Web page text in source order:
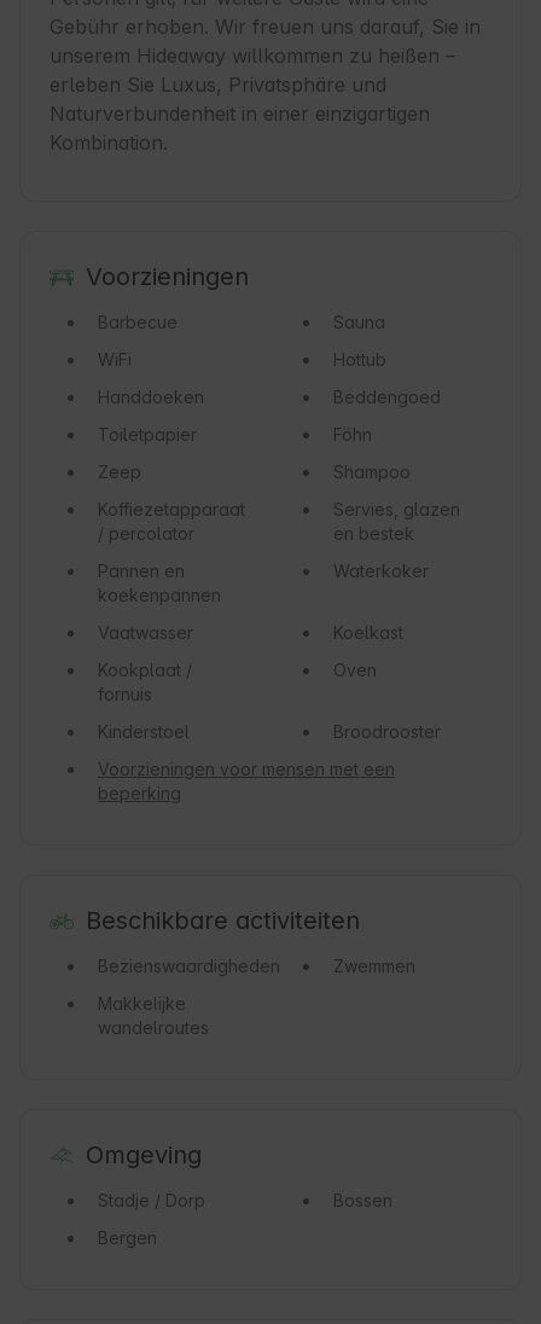
Gebühr erhoben. Wir freuen uns darauf, Sie in
unserem Hideaway willkommen zu heißen –
erleben Sie Luxus, Privatsphäre und
Naturverbundenheit in einer einzigartigen
Kombination.
Voorzieningen
Barbecue
Sauna
WiFi
Hottub
Handdoeken
Beddengoed
Toiletpapier
Föhn
Zeep
Shampoo
Koffiezetapparaat
/ percolator
Servies, glazen
en bestek
Pannen en
koekenpannen
Waterkoker
Vaatwasser
Koelkast
Kookplaat /
fornuis
Oven
Kinderstoel
Broodrooster
Voorzieningen voor mensen met een
beperking
Beschikbare activiteiten
Bezienswaardigheden
Zwemmen
Makkelijke
wandelroutes
Omgeving
Stadje / Dorp
Bossen
Bergen